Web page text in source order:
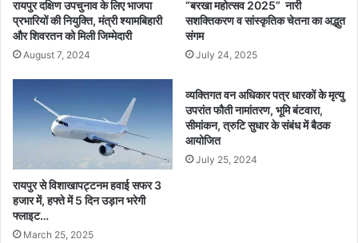
फ्ता
र
,
री
त
र
ह
रा
प्र
ति
नि
भा
गी
य
अ
धि
रायपुर दक्षिण उपचुनाव के लिए भाजपा
प्रभारियों की नियुक्ति, मंत्री श्यामबिहारी
और शिवरतन को मिली जिम्मेदारी
August 7, 2024
“बरखा महोत्सव 2025” नारी
सशक्तिकरण व सांस्कृतिक चेतना का अद्भुत
संगम
July 24, 2025
रायपुर से विशाखापट्टनम हवाई सफर 3
हजार में, हफ्ते में 5 दिन उड़ान भरेगी
फ्लाइट…
March 25, 2025
व्यक्तिगत वन अधिकार पत्र धारकों के मृत्यु
उपरांत फौती नामांतरण, भूमि बंटवारा,
सीमांकन, त्रुटि सुधार के संबंध में बैठक
आयोजित
July 25, 2024